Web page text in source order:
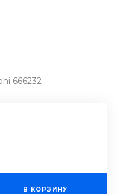
666232
В КОРЗИНУ